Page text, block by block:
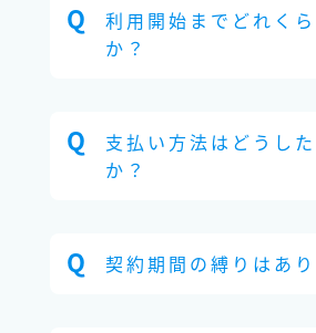
利用開始までどれく
か？
支払い方法はどうし
か？
契約期間の縛りはあ